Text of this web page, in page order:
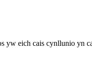
eich cais cynllunio yn